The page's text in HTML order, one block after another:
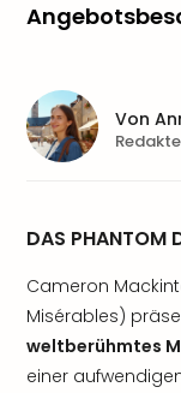
DAS PHANTOM
Cameron
Misérables)
weltberühmtes
einer
Von